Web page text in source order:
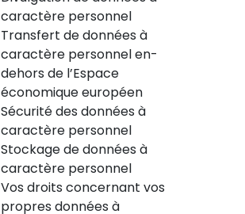
caractère personnel
Transfert de données à
caractère personnel en-
dehors de l’Espace
économique européen
Sécurité des données à
caractère personnel
Stockage de données à
caractère personnel
Vos droits concernant vos
propres données à